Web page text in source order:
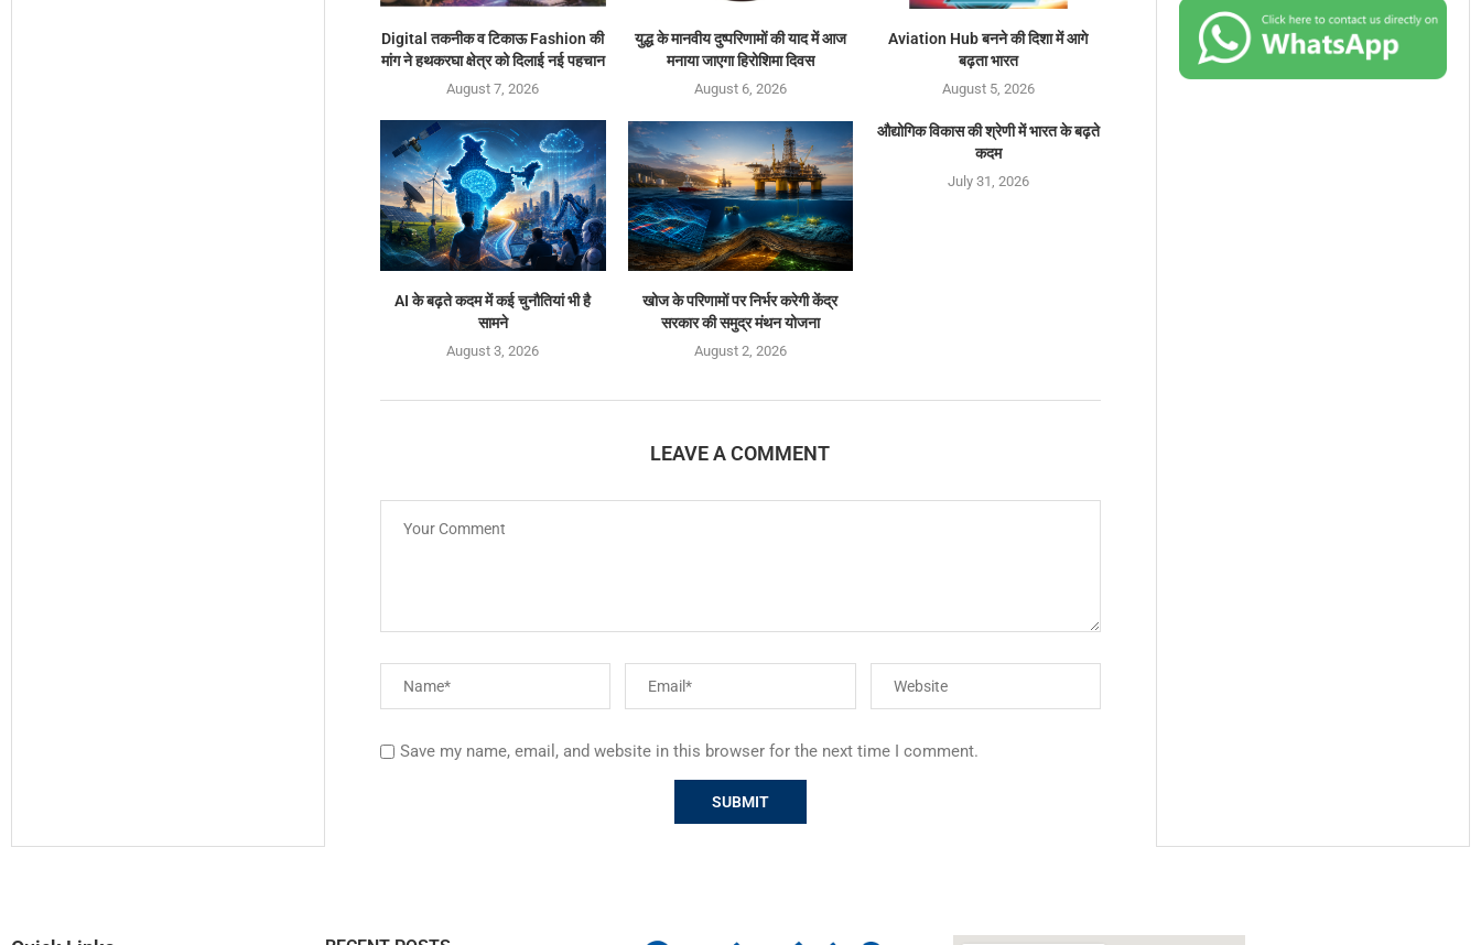
Digital तकनीक व टिकाऊ Fashion की
मांग ने हथकरघा क्षेत्र को दिलाई नई पहचान
August 7, 2026
युद्ध के मानवीय दुष्परिणामों की याद में आज
मनाया जाएगा हिरोशिमा दिवस
August 6, 2026
Aviation Hub बनने की दिशा में आगे
बढ़ता भारत
August 5, 2026
AI के बढ़ते कदम में कई चुनौतियां भी है
सामने
August 3, 2026
खोज के परिणामों पर निर्भर करेगी केंद्र
सरकार की समुद्र मंथन योजना
August 2, 2026
औद्योगिक विकास की श्रेणी में भारत के बढ़ते
कदम
July 31, 2026
LEAVE A COMMENT
Save my name, email, and website in this browser for the next time I comment.